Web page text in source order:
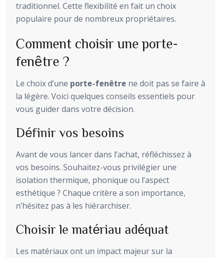
traditionnel. Cette flexibilité en fait un choix
populaire pour de nombreux propriétaires.
Comment choisir une porte-
fenêtre ?
Le choix d’une porte-fenêtre ne doit pas se faire à
la légère. Voici quelques conseils essentiels pour
vous guider dans votre décision.
Définir vos besoins
Avant de vous lancer dans l’achat, réfléchissez à
vos besoins. Souhaitez-vous privilégier une
isolation thermique, phonique ou l’aspect
esthétique ? Chaque critère a son importance,
n’hésitez pas à les hiérarchiser.
Choisir le matériau adéquat
Les matériaux ont un impact majeur sur la